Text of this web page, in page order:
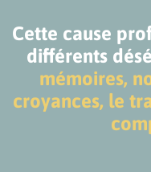
Cette cause
différents
mémoires,
croyances, le